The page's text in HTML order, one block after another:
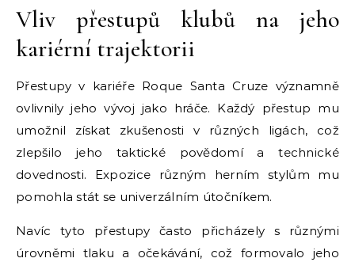
Vliv přestupů klubů na jeho
kariérní trajektorii
Přestupy v kariéře Roque Santa Cruze významně
ovlivnily jeho vývoj jako hráče. Každý přestup mu
umožnil získat zkušenosti v různých ligách, což
zlepšilo jeho taktické povědomí a technické
dovednosti. Expozice různým herním stylům mu
pomohla stát se univerzálním útočníkem.
Navíc tyto přestupy často přicházely s různými
úrovněmi tlaku a očekávání, což formovalo jeho